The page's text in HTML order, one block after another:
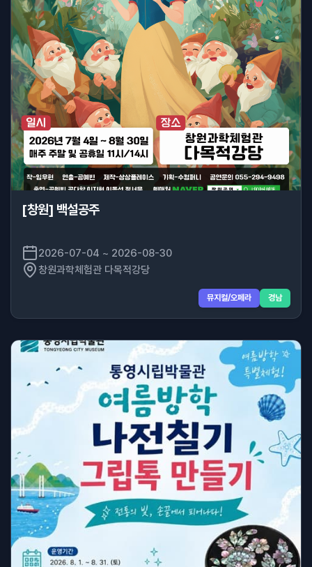
[창원] 백설공주
2026-07-04 ~ 2026-08-30
창원과학체험관 다목적강당
뮤지컬/오페라 경남